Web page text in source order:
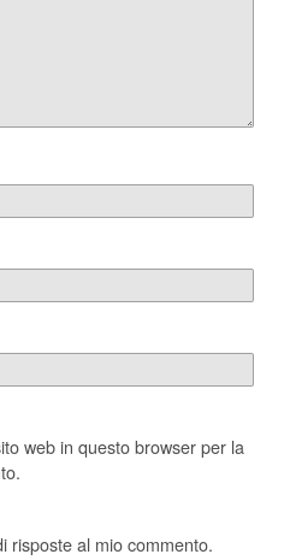
web in questo browser per la
risposte al mio commento.